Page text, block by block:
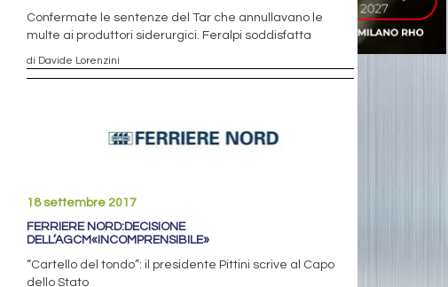
Confermate le sentenze del Tar che annullavano le
multe ai produttori siderurgici. Feralpi soddisfatta
di Davide Lorenzini
18 settembre 2017
FERRIERE NORD:DECISIONE
DELL’AGCM«INCOMPRENSIBILE»
“Cartello del tondo”: il presidente Pittini scrive al Capo
dello Stato